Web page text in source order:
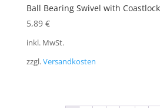
Ball Bearing Swivel with
5,89 €
inkl. MwSt.
zzgl.Versandkosten